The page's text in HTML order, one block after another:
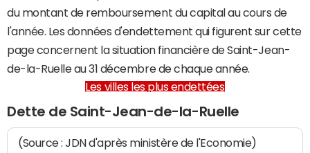
du montant de remboursement du capital au cours de
l'année. Les données d'endettement qui figurent sur cette
page concernent la situation financière de Saint-Jean-
de-la-Ruelle au 31 décembre de chaque année.
Les villes les plus endettées
Dette de Saint-Jean-de-la-Ruelle
(Source : JDN d'après ministère de l'Economie)